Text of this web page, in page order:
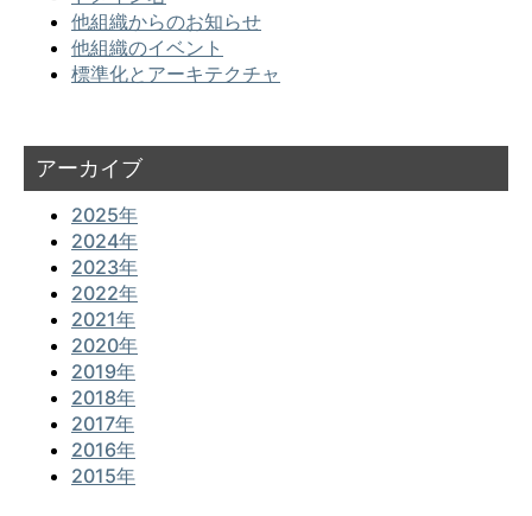
他組織からのお知らせ
他組織のイベント
標準化とアーキテクチャ
アーカイブ
2025年
2024年
2023年
2022年
2021年
2020年
2019年
2018年
2017年
2016年
2015年